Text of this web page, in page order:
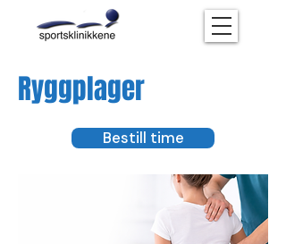
Ryggplager
Bestill time